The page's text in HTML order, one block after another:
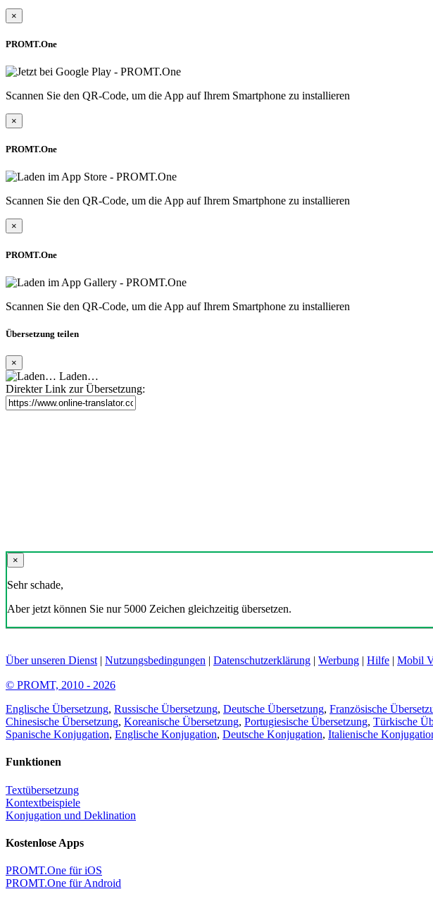
×
PROMT.One
Scannen Sie den QR-Code, um die App auf Ihrem Smartphone zu installieren
×
PROMT.One
Scannen Sie den QR-Code, um die App auf Ihrem Smartphone zu installieren
×
PROMT.One
Scannen Sie den QR-Code, um die App auf Ihrem Smartphone zu installieren
Übersetzung teilen
×
Laden…
Direkter Link zur Übersetzung:
×
Sehr schade,
Aber jetzt können Sie nur 5000 Zeichen gleichzeitig übersetzen.
Über unseren Dienst | Nutzungsbedingungen | Datenschutzerklärung | Werbung | Hilfe | Mobil
© PROMT, 2010 - 2026
Englische Übersetzung, Russische Übersetzung, Deutsche Übersetzung, Französische
Chinesische Übersetzung, Koreanische Übersetzung, Portugiesische Übersetzung, Türkische
Spanische Konjugation, Englische Konjugation, Deutsche Konjugation, Italienische
Funktionen
Textübersetzung
Kontextbeispiele
Konjugation und Deklination
Kostenlose Apps
PROMT.One für iOS
PROMT.One für Android